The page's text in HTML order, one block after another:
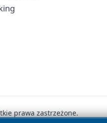
prawa zastrzeżone.